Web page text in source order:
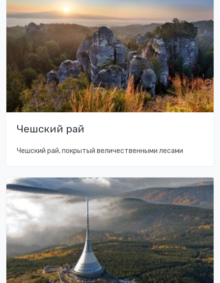
Чешский рай
Чешский рай, покрытый величественными лесами